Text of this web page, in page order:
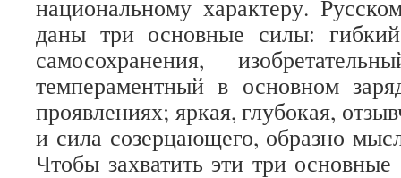
национальному характеру.
даны три основные силы:
самосохранения,
темпераментный в основном
проявлениях; яркая, глубокая,
и сила созерцающего, образно
Чтобы захватить эти три